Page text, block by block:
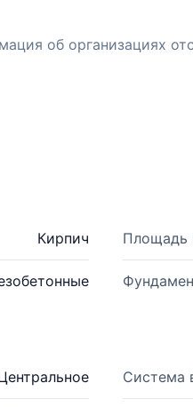
об организациях
Кирпич Площадь
Система